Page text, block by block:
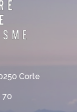
Corte
70